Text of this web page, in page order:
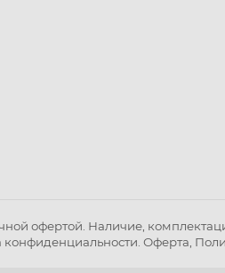
офертой. Наличие,
конфиденциальности Оферта